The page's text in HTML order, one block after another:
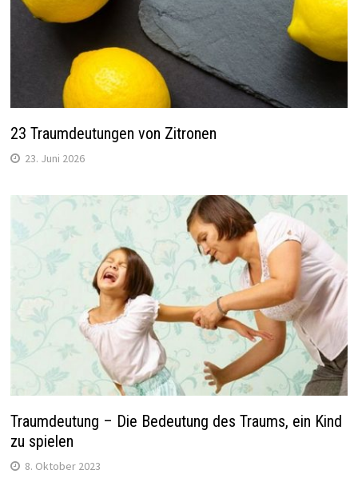
23 Traumdeutungen von Zitronen
23. Juni 2026
Traumdeutung – Die Bedeutung des Traums, ein Kind
zu spielen
8. Oktober 2023